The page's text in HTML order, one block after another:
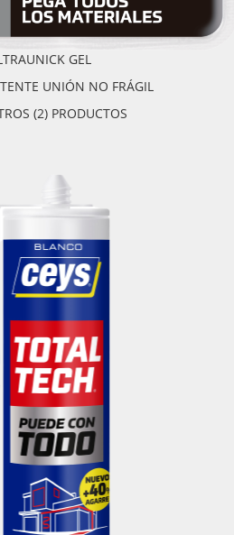
GEL
ULTRA RESISTENTE UNIÓN NO FRÁGIL
(2) PRODUCTOS